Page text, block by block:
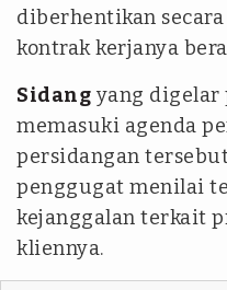
diberhentikan
kontrak kerjanya
Sidang yang digelar
memasuki agenda
persidangan
penggugat menilai
kejanggalan terkait
kliennya.